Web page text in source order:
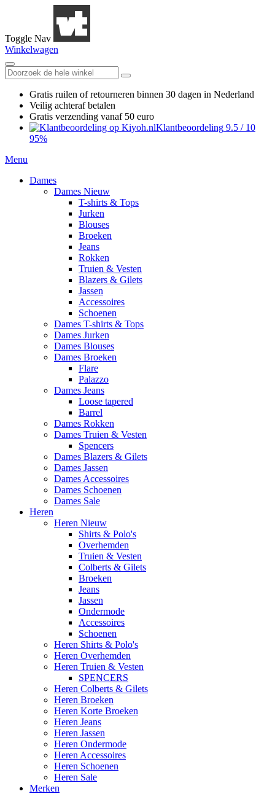
Toggle Nav
Winkelwagen
Gratis ruilen of retourneren binnen 30 dagen in Nederland
Veilig achteraf betalen
Gratis verzending vanaf 50 euro
Klantbeoordeling 9.5 / 10
95%
Menu
Dames
Dames Nieuw
T-shirts & Tops
Jurken
Blouses
Broeken
Jeans
Rokken
Truien & Vesten
Blazers & Gilets
Jassen
Accessoires
Schoenen
Dames T-shirts & Tops
Dames Jurken
Dames Blouses
Dames Broeken
Flare
Palazzo
Dames Jeans
Loose tapered
Barrel
Dames Rokken
Dames Truien & Vesten
Spencers
Dames Blazers & Gilets
Dames Jassen
Dames Accessoires
Dames Schoenen
Dames Sale
Heren
Heren Nieuw
Shirts & Polo's
Overhemden
Truien & Vesten
Colberts & Gilets
Broeken
Jeans
Jassen
Ondermode
Accessoires
Schoenen
Heren Shirts & Polo's
Heren Overhemden
Heren Truien & Vesten
SPENCERS
Heren Colberts & Gilets
Heren Broeken
Heren Korte Broeken
Heren Jeans
Heren Jassen
Heren Ondermode
Heren Accessoires
Heren Schoenen
Heren Sale
Merken